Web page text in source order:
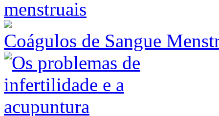
Coágulos de Sangue